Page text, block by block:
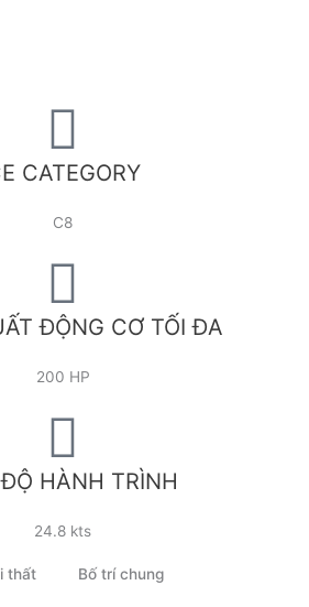
CATEGORY
C8
ĐỘNG CƠ TỐI ĐA
200 HP
HÀNH TRÌNH
24.8 kts
thất Bố trí chung